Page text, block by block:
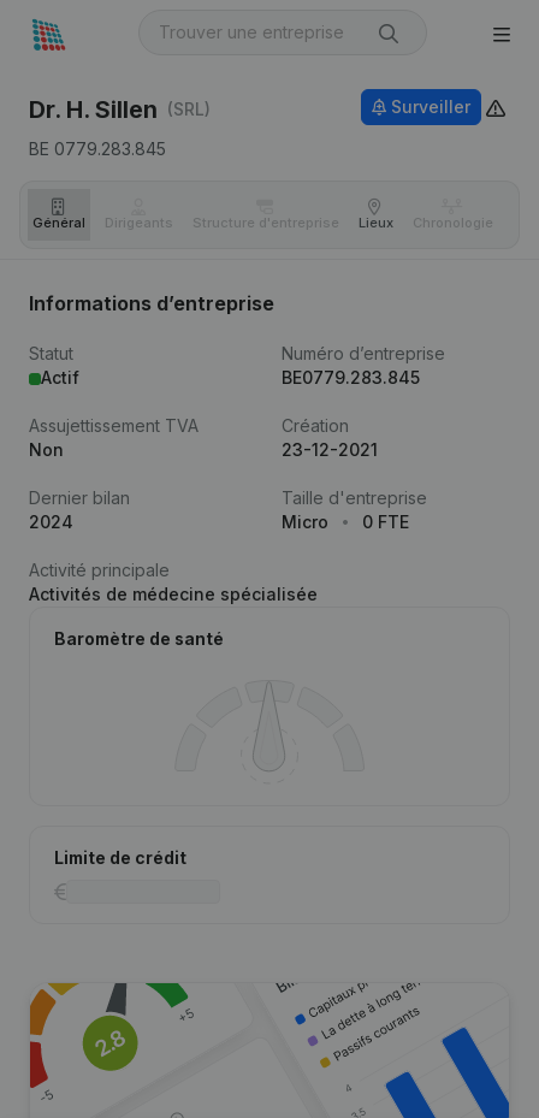
Dr. H. Sillen (SRL)
BE 0779.283.845
Surveiller
Général Dirigeants Structure d'entreprise Lieux Chronologie
Informations d’entreprise
Statut
Actif
Numéro d’entreprise
BE0779.283.845
Assujettissement TVA
Non
Création
23-12-2021
Dernier bilan
2024
Taille d'entreprise
Micro
0 FTE
Activité principale
Activités de médecine spécialisée
Baromètre de santé
Limite de crédit